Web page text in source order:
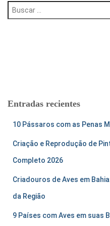
Entradas recientes
10 Pássaros com as Penas
Criação e Reprodução de
Completo 2026
Criadouros de Aves em
da Região
9 Países com Aves em suas